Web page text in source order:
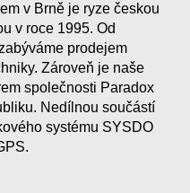
v Brně je ryze českou
v roce 1995. Od
prodejem
Zároveň je naše
společnosti Paradox
Nedílnou součástí
systému SYSDO